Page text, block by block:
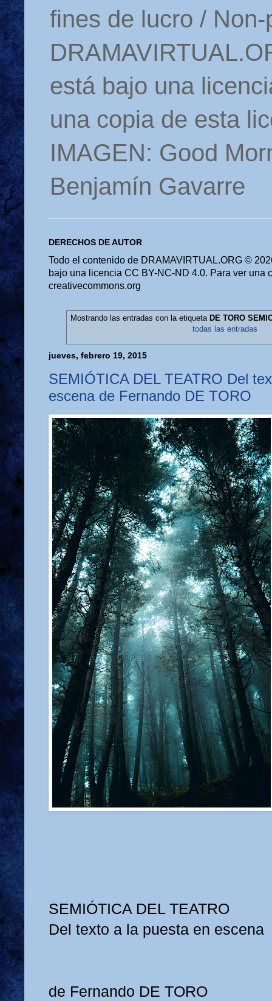
fines de lucro /
está bajo una
una copia de esta
IMAGEN: Good
Benjamín Gavarre
DERECHOS DE AUTOR
Todo el contenido de DRAMAVIRTUAL.ORG ©
bajo una licencia CC BY-NC-ND 4.0. Para ver una
creativecommons.org
Mostrando las entradas con la etiqueta DE TORO
todas las entradas
jueves, febrero 19, 2015
SEMIÓTICA DEL TEATRO Del
escena de Fernando DE TORO
SEMIÓTICA DEL TEATRO
Del texto a la puesta en escena
de Fernando DE TORO